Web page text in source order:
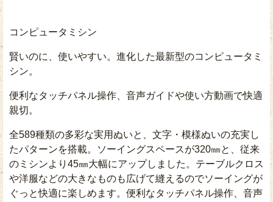
コンピュータミシン
賢いのに、使いやすい。進化した最新型のコンピュータミ
シン。
便利なタッチパネル操作、音声ガイドや使い方動画で快適
親切。
全589種類の多彩な実用ぬいと、文字・模様ぬいの充実し
たパターンを搭載。ソーイングスペースが320㎜と、従来
のミシンより45㎜大幅にアップしました。テーブルクロス
や洋服などの大きなものも広げて縫えるのでソーイングが
ぐっと快適に楽しめます。便利なタッチパネル操作、音声